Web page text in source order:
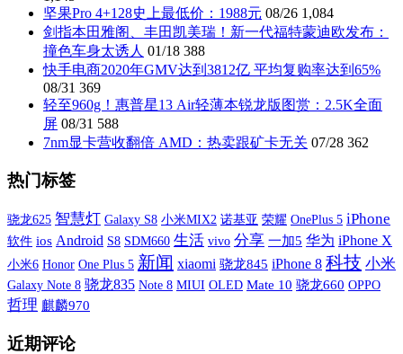
坚果Pro 4+128史上最低价：1988元 08/26 1,084
剑指本田雅阁、丰田凯美瑞！新一代福特蒙迪欧发布：
撞色车身太诱人 01/18 388
快手电商2020年GMV达到3812亿 平均复购率达到65%
08/31 369
轻至960g！惠普星13 Air轻薄本锐龙版图赏：2.5K全面
屏 08/31 588
7nm显卡营收翻倍 AMD：热卖跟矿卡无关 07/28 362
热门标签
骁龙625 智慧灯 Galaxy S8 小米MIX2 诺基亚 荣耀 OnePlus 5 iPhone
软件 ios Android S8 SDM660 生活 vivo 分享 一加5 华为 iPhone X
小米6 Honor One Plus 5 新闻 xiaomi 骁龙845 iPhone 8 科技 小米
Galaxy Note 8 骁龙835 Note 8 MIUI OLED Mate 10 骁龙660 OPPO
哲理 麒麟970
近期评论